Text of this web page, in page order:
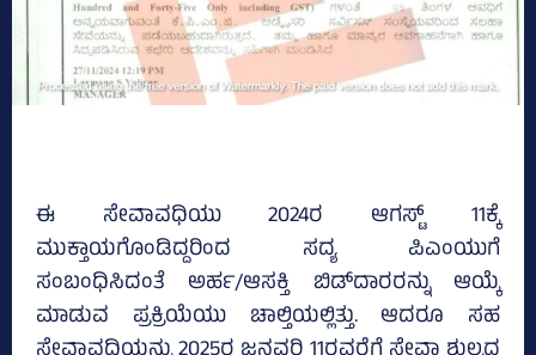
ಈ ಸೇವಾವಧಿಯು 2024ರ ಆಗಸ್ಟ್‌ 11ಕ್ಕೆ
ಮುಕ್ತಾಯಗೊಂಡಿದ್ದರಿಂದ ಸದ್ಯ ಪಿಎಂಯುಗೆ
ಸಂಬಂಧಿಸಿದಂತೆ ಅರ್ಹ/ಆಸಕ್ತಿ ಬಿಡ್‌ದಾರರನ್ನು ಆಯ್ಕೆ
ಮಾಡುವ ಪ್ರಕ್ರಿಯೆಯು ಚಾಲ್ತಿಯಲ್ಲಿತ್ತು. ಆದರೂ ಸಹ